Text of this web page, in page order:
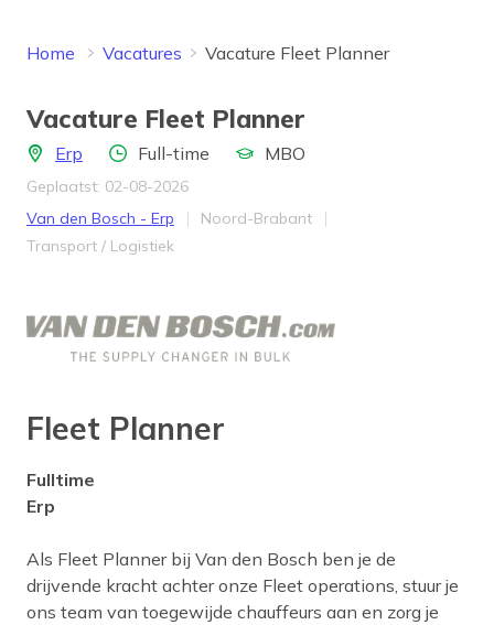
Home Vacatures Vacature Fleet Planner
Vacature Fleet Planner
LocatieErp Aantal uren
Full-time Opleidingsniveau
MBO
Geplaatst: 02-08-2026
Bedrijf
Van den Bosch - Erp Provincie
Noord-Brabant
Werkveld
Transport / Logistiek
Fleet Planner
Fulltime
Erp
Als Fleet Planner bij Van den Bosch ben je de
drijvende kracht achter onze Fleet operations, stuur je
ons team van toegewijde chauffeurs aan en zorg je